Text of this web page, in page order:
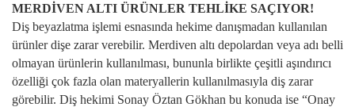
MERDİVEN ALTI ÜRÜNLER TEHLİKE SAÇIYOR!
Diş beyazlatma işlemi esnasında hekime danışmadan kullanılan
ürünler dişe zarar verebilir. Merdiven altı depolardan veya adı belli
olmayan ürünlerin kullanılması, bununla birlikte çeşitli aşındırıcı
özelliği çok fazla olan materyallerin kullanılmasıyla diş zarar
görebilir. Diş hekimi Sonay Öztan Gökhan bu konuda ise “Onay